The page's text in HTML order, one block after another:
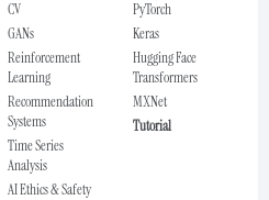
CV
GANs
Reinforcement
Learning
Recommendation
Systems
Time Series
Analysis
AI Ethics & Safety
PyTorch
Keras
Hugging Face
Transformers
MXNet
Tutorial